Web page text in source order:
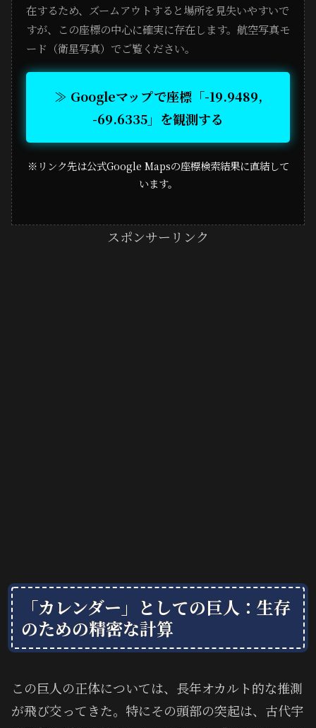
在するため、ズームアウトすると場所を見失いやすいで
すが、この座標の中心に確実に存在します。航空写真モ
ード（衛星写真）でご覧ください。
≫ Googleマップで座標「-19.9489,
-69.6335」を観測する
※リンク先は公式Google Mapsの座標検索結果に直結して
います。
スポンサーリンク
「カレンダー」としての巨人：生存
のための精密な計算
この巨人の正体については、長年オカルト的な推測
が飛び交ってきた。特にその頭部の突起は、古代宇